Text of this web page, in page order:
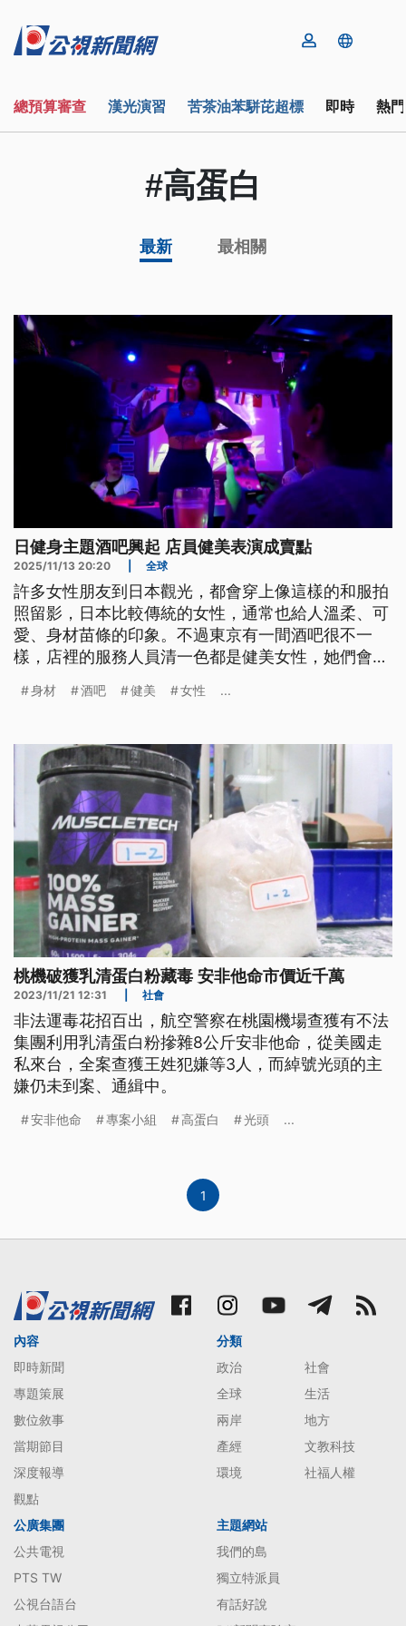
總預算審查 漢光演習 苦茶油苯駢芘超標 即時 熱
#高蛋白
最新 最相關
日健身主題酒吧興起 店員健美表演成賣點
2025/11/13 20:20 全球
許多女性朋友到日本觀光，都會穿上像這樣的和服拍
照留影，日本比較傳統的女性，通常也給人溫柔、可
愛、身材苗條的印象。不過東京有一間酒吧很不一
樣，店裡的服務人員清一色都是健美女性，她們會大
開幕後，這間酒吧就吸引許多外國觀光客上門，特別
現在就讓我們跟著鏡頭到這間酒吧，感受一下金剛芭
比的魅力。
身材 酒吧 健美 女性 ...
桃機破獲乳清蛋白粉藏毒 安非他命市價近千萬
2023/11/21 12:31 社會
非法運毒花招百出，航空警察在桃園機場查獲有不法
集團利用乳清蛋白粉摻雜8公斤安非他命，從美國走
私來台，全案查獲王姓犯嫌等3人，而綽號光頭的主
嫌仍未到案、通緝中。
安非他命 專案小組 高蛋白 光頭 ...
1
內容
即時新聞
專題策展
數位敘事
當期節目
深度報導
觀點
分類
政治
社會
全球
生活
兩岸
地方
產經
文教科技
環境
社福人權
公廣集團
公共電視
PTS TW
公視台語台
主題網站
我們的島
獨立特派員
有話好說